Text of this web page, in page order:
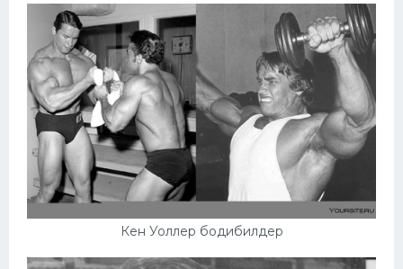
Кен Уоллер бодибилдер